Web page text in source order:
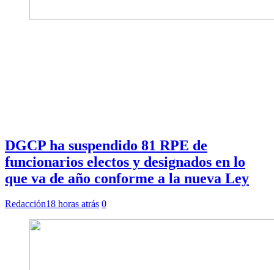
DGCP ha suspendido 81 RPE de
funcionarios electos y designados en lo
que va de año conforme a la nueva Ley
Redacción18 horas atrás 0